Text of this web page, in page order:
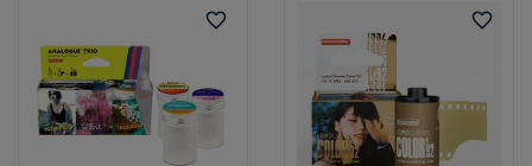
favorite_border favorite_border